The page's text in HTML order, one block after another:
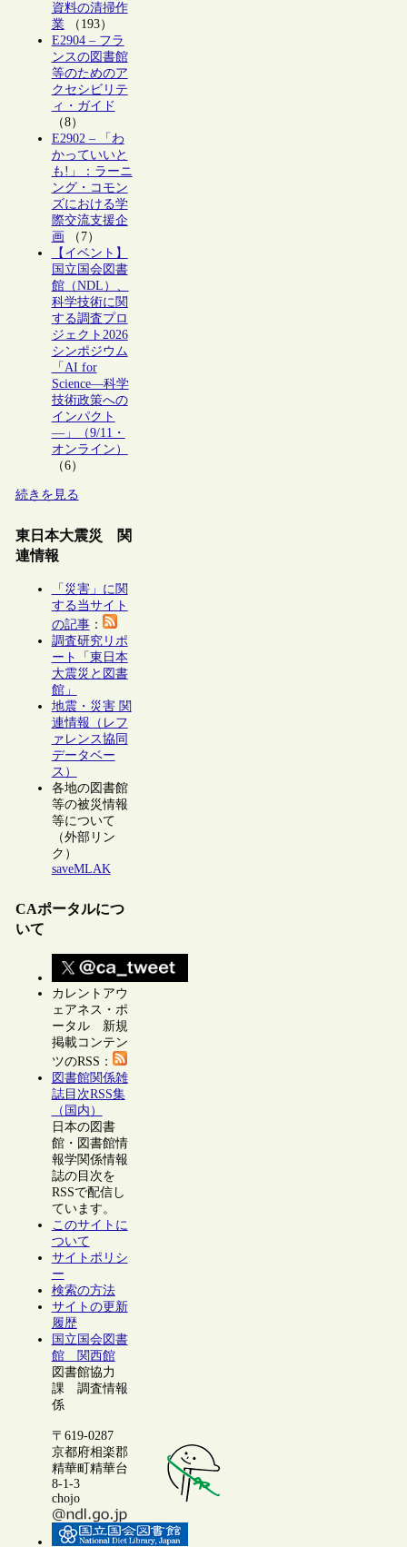
資料の清掃作
業（193）
E2904 – フラ
ンスの図書館
等のためのア
クセシビリテ
ィ・ガイド
（8）
E2902 – 「わ
かっていいと
も!」：ラーニ
ング・コモン
ズにおける学
際交流支援企
画 （7）
【イベント】
国立国会図書
館（NDL）、
科学技術に関
する調査プロ
ジェクト2026
シンポジウム
「AI for
Science―科学
技術政策への
インパクト
―」（9/11・
オンライン）
（6）
続きを見る
東日本大震災 関
連情報
「災害」に関
する当サイト
の記事：
調査研究リポ
ート「東日本
大震災と図書
館」
地震・災害 関
連情報（レフ
ァレンス協同
データベー
ス）
各地の図書館
等の被災情報
等について
（外部リン
ク）
saveMLAK
CAポータルにつ
いて
カレントアウ
ェアネス・ポ
ータル 新規
掲載コンテン
ツのRSS：
図書館関係雑
誌目次RSS集
（国内）
日本の図書
館・図書館情
報学関係情報
誌の目次を
RSSで配信し
ています。
このサイトに
ついて
サイトポリシ
ー
検索の方法
サイトの更新
履歴
国立国会図書
館 関西館
図書館協力
課 調査情報
係
〒619-0287
京都府相楽郡
精華町精華台
8-1-3
chojo